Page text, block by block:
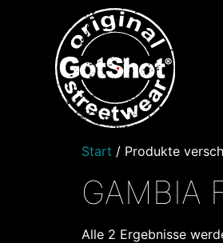
Start / Produkte
GAMBIA
Alle 2 Ergebnisse